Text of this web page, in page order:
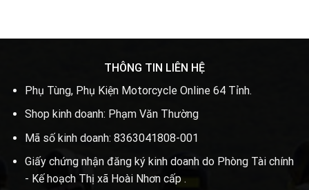
THÔNG TIN LIÊN HỆ
Phụ Tùng, Phụ Kiện Motorcycle Online 64 Tỉnh.
Shop kinh doanh: Phạm Văn Thường
Mã số kinh doanh: 8363041808-001
Giấy chứng nhận đăng ký kinh doanh do Phòng Tài chính
- Kế hoạch Thị xã Hoài Nhơn cấp .